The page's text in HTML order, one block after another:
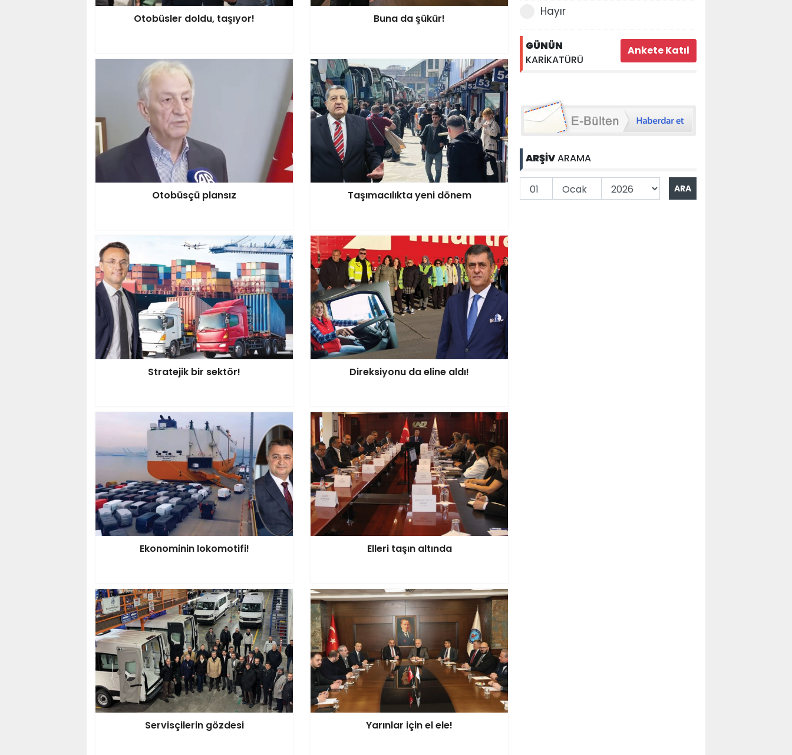
Otobüsler doldu, taşıyor! Buna da şükür!
Otobüsçü plansız Taşımacılıkta yeni dönem
Stratejik bir sektör! Direksiyonu da eline aldı!
Ekonominin lokomotifi! Elleri taşın altında
Servisçilerin gözdesi Yarınlar için el ele!
Hayır
GÜNÜN
KARİKATÜRÜ
ARŞİVARAMA